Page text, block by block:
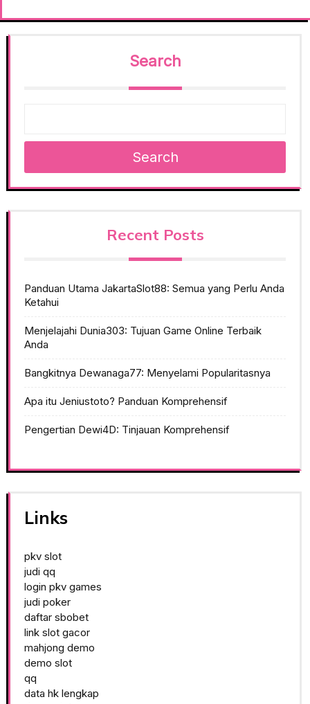
Search
Search
Recent Posts
Panduan Utama JakartaSlot88: Semua yang Perlu Anda
Ketahui
Menjelajahi Dunia303: Tujuan Game Online Terbaik
Anda
Bangkitnya Dewanaga77: Menyelami Popularitasnya
Apa itu Jeniustoto? Panduan Komprehensif
Pengertian Dewi4D: Tinjauan Komprehensif
Links
pkv slot
judi qq
login pkv games
judi poker
daftar sbobet
link slot gacor
mahjong demo
demo slot
qq
data hk lengkap